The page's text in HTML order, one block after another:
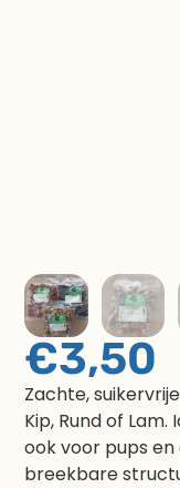
€3,50
Zachte,
Kip, Rund of
ook voor pups
breekbare